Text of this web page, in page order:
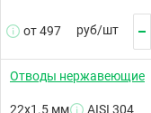
от 497 руб/шт
Отводы нержавеющие
22х1.5 мм AISI 304